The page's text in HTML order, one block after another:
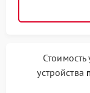
Стоимость
устройства